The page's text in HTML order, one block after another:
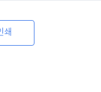
쇄